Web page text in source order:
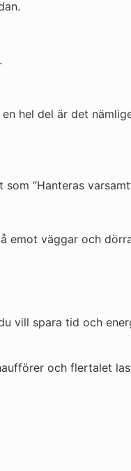
hel del är det
”Hanteras
emot väggar och
vill spara tid och
och flertalet